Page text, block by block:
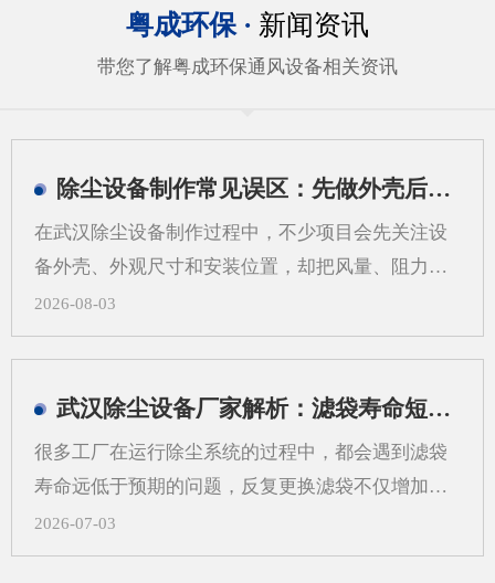
粤成环保 · 新闻资讯
带您了解粤成环保通风设备相关资讯
除尘设备制作常见误区：先做外壳后算系统会带来哪些问题
在武汉除尘设备制作过程中，不少项目会先关注设
备外壳、外观尺寸和安装位置，却把风量、阻力、
过滤方式、管道走向等系统参数放到后面。这样做
看似推进很快，实际却容易在后期出现返工、适配
来说，粉尘类型、空间条件和工艺流程差异较大，
2026-08-03
武汉除尘设备厂家解析：滤袋寿命短，问题可能不在滤袋，而在气流分布
很多工厂在运行除尘系统的过程中，都会遇到滤袋
寿命远低于预期的问题，反复更换滤袋不仅增加了
日常运维的成本，还会打乱正常的生产节奏，武汉
除尘设备厂家在长期跟进现场调试的过程中发现，
2026-07-03